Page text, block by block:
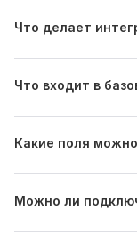
заявки, что
FTP/SFTP
Информация,
Что делает
Что входит в
Какие поля
Можно ли